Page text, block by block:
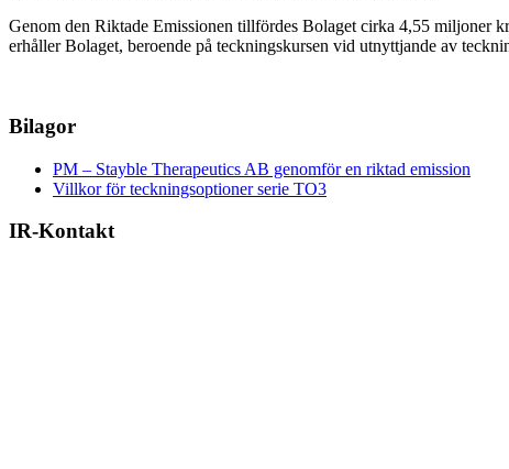
Genom den Riktade Emissionen tillfördes Bolaget cirka 4,55 miljoner
erhåller Bolaget, beroende på teckningskursen vid utnyttjande av
Bilagor
PM – Stayble Therapeutics AB genomför en riktad emission
Villkor för teckningsoptioner serie TO3
IR-Kontakt